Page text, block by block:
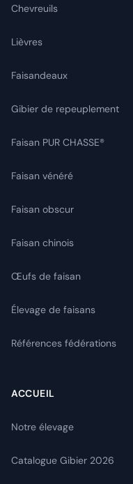
Chevreuils
Lièvres
Faisandeaux
Gibier de repeuplement
Faisan PUR CHASSE®
Faisan vénéré
Faisan obscur
Faisan chinois
Œufs de faisan
Élevage de faisans
Références fédérations
ACCUEIL
Notre élevage
Catalogue Gibier 2026